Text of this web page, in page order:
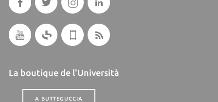
La boutique de l'Università
A BUTTEGUCCIA